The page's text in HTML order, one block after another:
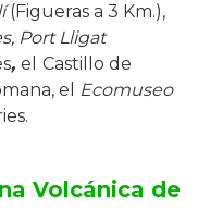
(Figueras a 3 Km.),
Port Lligat
, el Castillo de
el
Ecomuseo
Volcánica de